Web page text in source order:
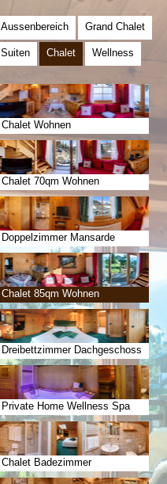
Aussenbereich Grand Chalet
Suiten Chalet Wellness
Chalet Wohnen
Chalet 70qm Wohnen
Doppelzimmer Mansarde
Chalet 85qm Wohnen
Dreibettzimmer Dachgeschoss
Private Home Wellness Spa
Chalet Badezimmer